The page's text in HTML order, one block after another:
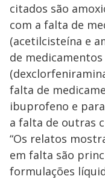
citados são
com a falta de
(acetilcisteína e
de
falta de
ibuprofeno e
a falta de outras
“Os relatos
em falta são
formulações